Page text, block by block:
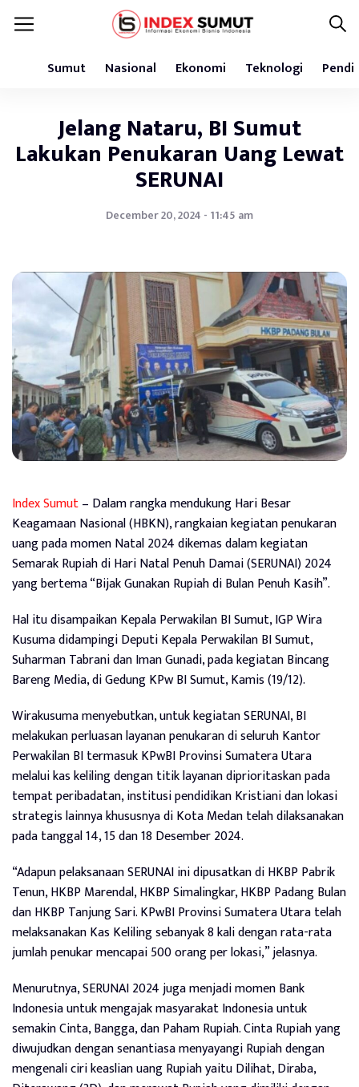
Sumut Nasional Ekonomi Teknologi
Jelang Nataru, BI Sumut
Lakukan Penukaran Uang Lewat
SERUNAI
December 20, 2024 - 11:45 am
Index Sumut– Dalam rangka mendukung Hari Besar
Keagamaan Nasional (HBKN), rangkaian kegiatan penukaran
uang pada momen Natal 2024 dikemas dalam kegiatan
Semarak Rupiah di Hari Natal Penuh Damai (SERUNAI) 2024
yang bertema “Bijak Gunakan Rupiah di Bulan Penuh Kasih”.
Hal itu disampaikan Kepala Perwakilan BI Sumut, IGP Wira
Kusuma didampingi Deputi Kepala Perwakilan BI Sumut,
Suharman Tabrani dan Iman Gunadi, pada kegiatan Bincang
Bareng Media, di Gedung KPw BI Sumut, Kamis (19/12).
Wirakusuma menyebutkan, untuk kegiatan SERUNAI, BI
melakukan perluasan layanan penukaran di seluruh Kantor
Perwakilan BI termasuk KPwBI Provinsi Sumatera Utara
melalui kas keliling dengan titik layanan diprioritaskan pada
tempat peribadatan, institusi pendidikan Kristiani dan lokasi
strategis lainnya khususnya di Kota Medan telah dilaksanakan
pada tanggal 14, 15 dan 18 Desember 2024.
“Adapun pelaksanaan SERUNAI ini dipusatkan di HKBP Pabrik
Tenun, HKBP Marendal, HKBP Simalingkar, HKBP Padang Bulan
dan HKBP Tanjung Sari. KPwBI Provinsi Sumatera Utara telah
melaksanakan Kas Keliling sebanyak 8 kali dengan rata-rata
jumlah penukar mencapai 500 orang per lokasi,” jelasnya.
Menurutnya, SERUNAI 2024 juga menjadi momen Bank
Indonesia untuk mengajak masyarakat Indonesia untuk
semakin Cinta, Bangga, dan Paham Rupiah. Cinta Rupiah yang
diwujudkan dengan senantiasa menyayangi Rupiah dengan
mengenali ciri keaslian uang Rupiah yaitu Dilihat, Diraba,